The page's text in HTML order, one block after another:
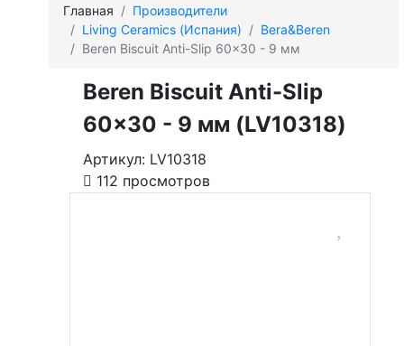
Главная
Производители
Living Ceramics (Испания)
Bera&Beren
Beren Biscuit Anti-Slip 60x30 - 9 мм
Beren Biscuit Anti-Slip
60x30 - 9 мм (LV10318)
Артикул: LV10318
112 просмотров